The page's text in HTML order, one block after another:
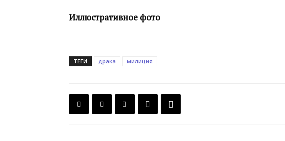
Иллюстративное фото
ТЕГИ драка милиция